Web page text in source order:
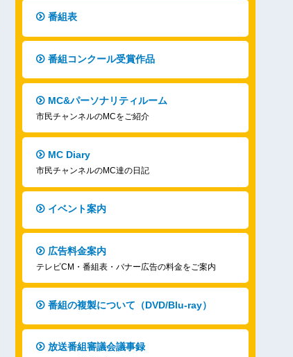
番組表
番組コンクール受賞作品
MC&パーソナリティルーム
市民チャンネルのMCをご紹介
MC Diary
市民チャンネルのMC達の日記
イベント案内
広告料金案内
テレビCM・番組表・バナー広告の料金をご案内
番組の複製について（DVD/Blu-ray）
放送番組審議会議事録